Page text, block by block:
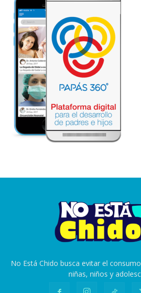
No Está Chido busca evitar el
niñas, niños y